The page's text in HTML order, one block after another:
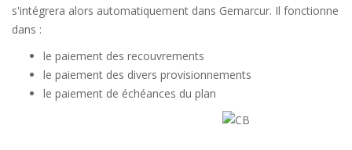
s'intégrera alors automatiquement dans Gemarcur. Il fonctionne
dans :
le paiement des recouvrements
le paiement des divers provisionnements
le paiement de échéances du plan